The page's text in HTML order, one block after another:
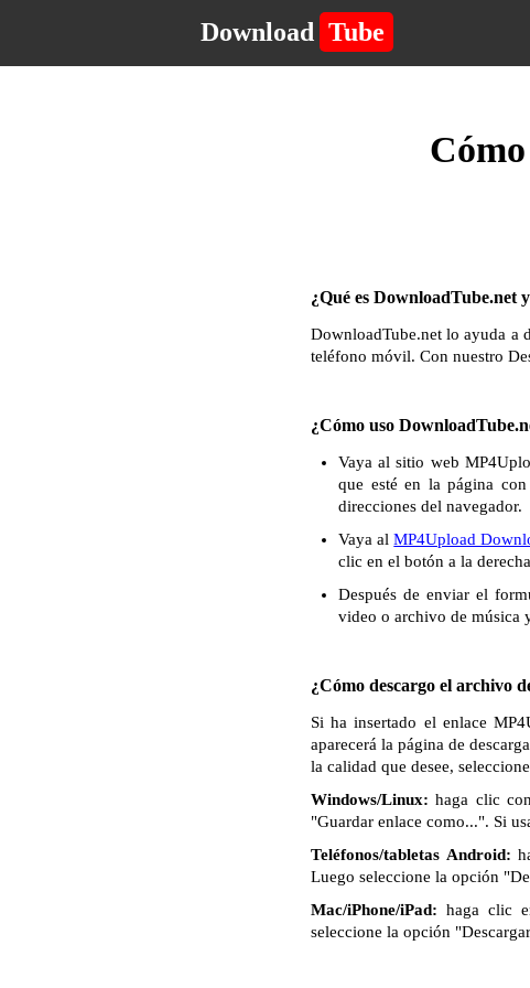
Download Tube
¿Qué es DownloadTube.net
DownloadTube.net lo ayuda a
teléfono móvil. Con nuestro
¿Cómo uso
Vaya al sitio web
que esté en la página
direcciones del navegador.
Vaya alMP4Upload
clic en el botón a la
Después de enviar el
video o archivo de música
¿Cómo descargo el archivo
Si ha insertado el enlace
aparecerá la página de
la calidad que desee,
Windows/Linux: haga clic
"Guardar enlace como...". Si
Teléfonos/tabletas Android:
Luego seleccione la opción
Mac/iPhone/iPad: haga clic
seleccione la opción